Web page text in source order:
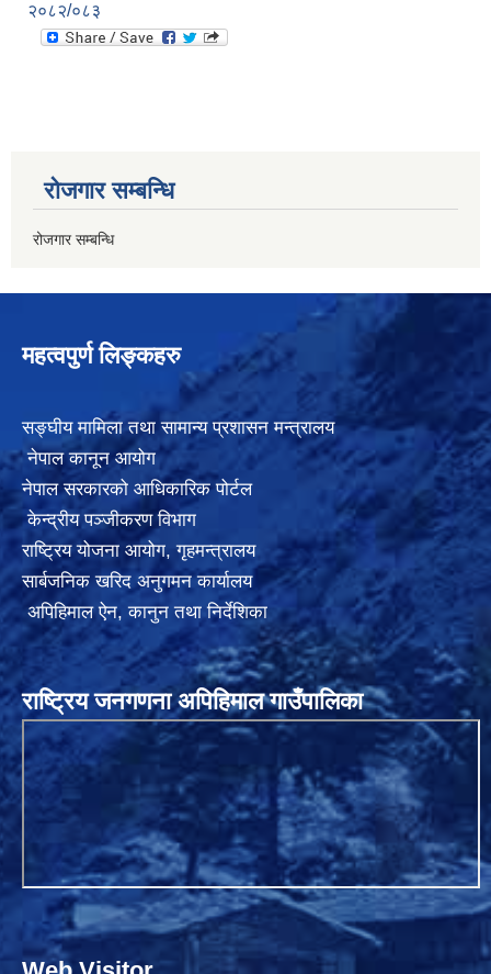
२०८२/०८३
रोजगार सम्बन्धि
रोजगार सम्बन्धि
महत्वपुर्ण लिङ्कहरु
सङ्घीय मामिला तथा सामान्य प्रशासन मन्त्रालय
नेपाल कानून आयोग
नेपाल सरकारको आधिकारिक पोर्टल
केन्द्रीय पञ्जीकरण विभाग
राष्ट्रिय योजना आयोग,गृहमन्त्रालय
सार्बजनिक खरिद अनुगमन कार्यालय
अपिहिमाल ऐन, कानुन तथा निर्देशिका
राष्ट्रिय जनगणना अपिहिमाल गाउँपालिका